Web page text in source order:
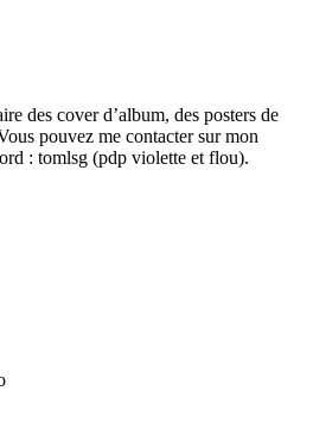
des cover d’album, des posters de
pouvez me contacter sur mon
: tomlsg (pdp violette et flou).